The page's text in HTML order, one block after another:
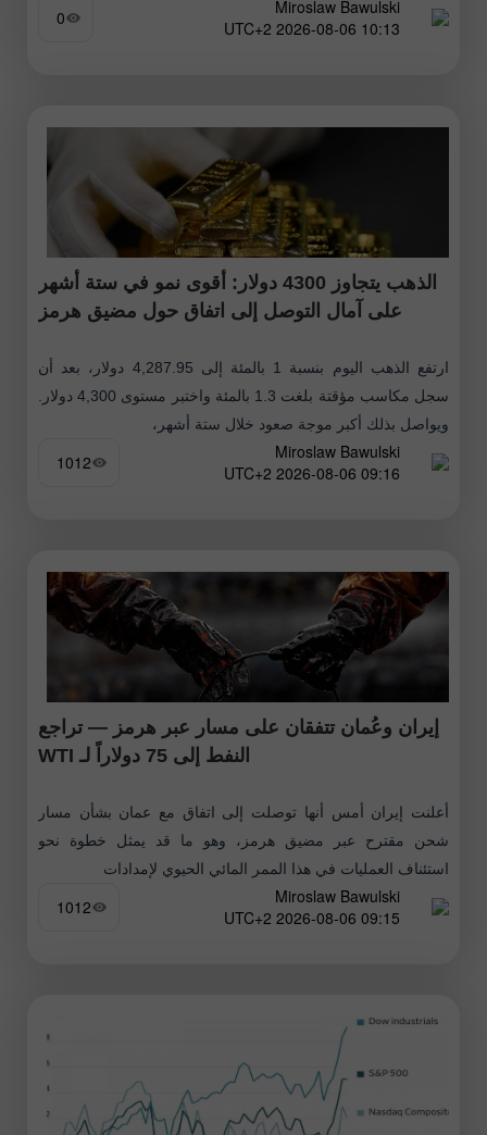
Miroslaw Bawulski
10:13 2026-08-06 UTC+2
0
الذهب يتجاوز 4300 دولار: أقوى نمو في ستة أشهر
على آمال التوصل إلى اتفاق حول مضيق هرمز
ارتفع الذهب اليوم بنسبة 1 بالمئة إلى 4,287.95 دولار، بعد أن
سجل مكاسب مؤقتة بلغت 1.3 بالمئة واختبر مستوى 4,300 دولار.
ويواصل بذلك أكبر موجة صعود خلال ستة أشهر،
Miroslaw Bawulski
09:16 2026-08-06 UTC+2
1012
إيران وعُمان تتفقان على مسار عبر هرمز — تراجع
النفط إلى 75 دولاراً لـ WTI
أعلنت إيران أمس أنها توصلت إلى اتفاق مع عمان بشأن مسار
شحن مقترح عبر مضيق هرمز، وهو ما قد يمثل خطوة نحو
استئناف العمليات في هذا الممر المائي الحيوي لإمدادات
Miroslaw Bawulski
09:15 2026-08-06 UTC+2
1012